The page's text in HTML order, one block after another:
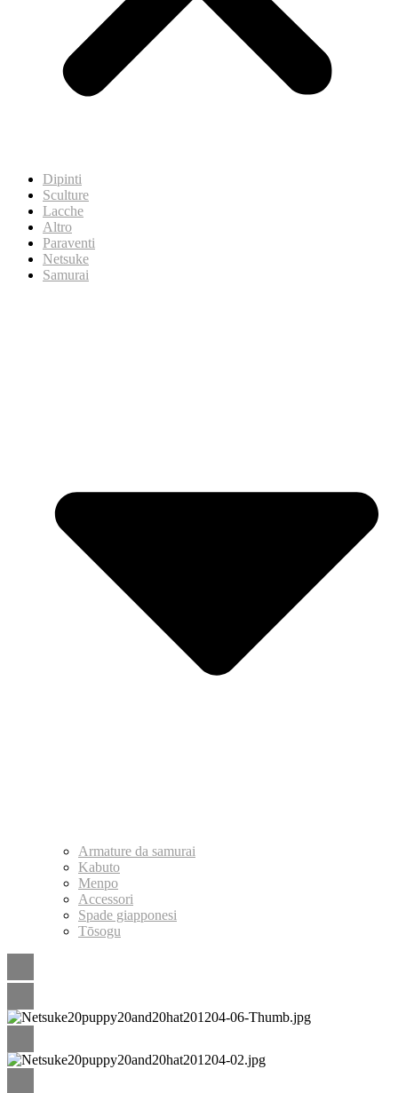
Dipinti
Sculture
Lacche
Altro
Paraventi
Netsuke
Samurai
Armature da samurai
Kabuto
Menpo
Accessori
Spade giapponesi
Tōsogu